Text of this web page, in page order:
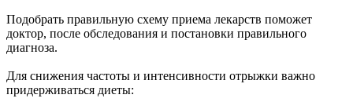
Подобрать правильную схему приема лекарств поможет
доктор, после обследования и постановки правильного
диагноза.
Для снижения частоты и интенсивности отрыжки важно
придерживаться диеты: